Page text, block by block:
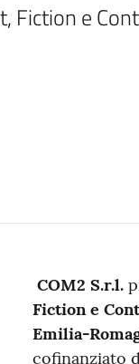
Fiction e
COM2 S.r.l.
Fiction e
Emilia-
cofinanziato